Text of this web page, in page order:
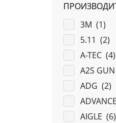
3M (1)
5.11 (2)
A-TEC (4)
A2S
ADG (2)
AIGLE (6)